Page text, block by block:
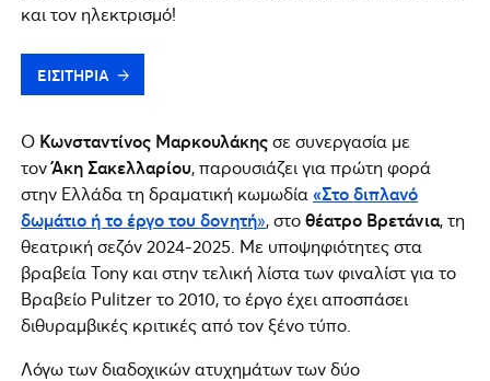
και τον ηλεκτρισμό!
ΕΙΣΙΤΗΡΙΑ
Ο Κωνσταντίνος Μαρκουλάκηςσε συνεργασία με
τονΆκη Σακελλαρίου, παρουσιάζει για πρώτη φορά
στην Ελλάδα τη δραματική κωμωδία «Στο διπλανό
δωμάτιο ή το έργο του δονητή», στοθέατρο Βρετάνια, τη
θεατρική σεζόν 2024-2025. Με υποψηφιότητες στα
βραβεία Tony και στην τελική λίστα των φιναλίστ για το
Βραβείο Pulitzer το 2010, το έργο έχει αποσπάσει
διθυραμβικές κριτικές από τον ξένο τύπο.
Λόγω των διαδοχικών ατυχημάτων των δύο